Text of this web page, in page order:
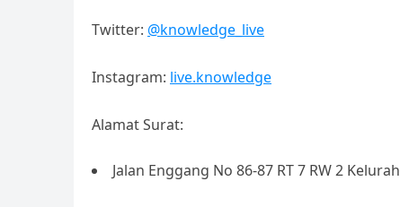
Twitter: @knowledge_live
Instagram: live.knowledge
Alamat Surat:
Jalan Enggang No 86-87 RT 7 RW 2